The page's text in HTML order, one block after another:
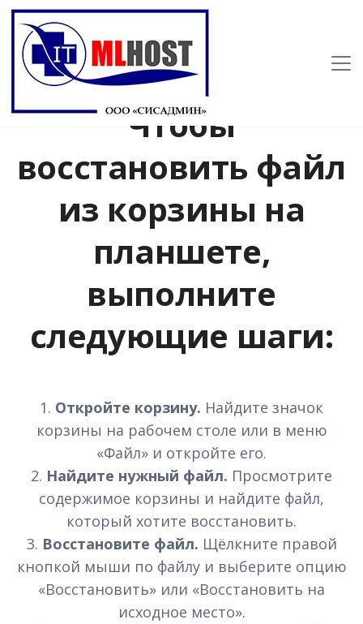
Чтобы
восстановить файл
из корзины на
планшете,
выполните
следующие шаги:
1. Откройте корзину. Найдите значок
корзины на рабочем столе или в меню
«Файл» и откройте его.
2. Найдите нужный файл. Просмотрите
содержимое корзины и найдите файл,
который хотите восстановить.
3. Восстановите файл. Щёлкните правой
кнопкой мыши по файлу и выберите опцию
«Восстановить» или «Восстановить на
исходное место».